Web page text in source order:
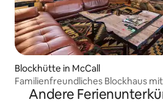
Blockhütte in McCall
Familienfreundliches Blockhaus
Nähe von Skigebieten
Andere